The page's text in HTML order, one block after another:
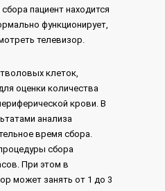
пациент находится
функционирует,
телевизор.
клеток,
оценки количества
крови. В
анализа
время сбора.
сбора
При этом в
может занять от 1 до 3